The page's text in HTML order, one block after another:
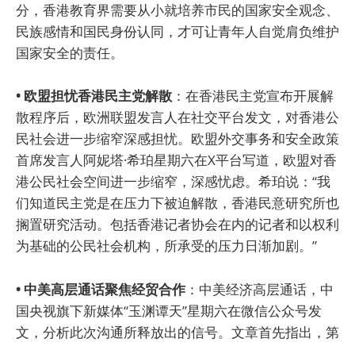
分，香港教育界需要从小就培养市民的国家安全观念、
民族感情和国民身份认同，才可让青年人自觉肩负维护
国家安全的责任。
• 欧盟担忧香港民主党解散 ：在香港民主党宣布开展解
散程序后，欧洲联盟发言人在社交平台发文，对香港公
民社会进一步缩窄深感担忧。欧盟外交事务和安全政策
首席发言人阿妮塔·希珀星期六在X平台写道，欧盟对香
港公民社会空间进一步缩窄，深感忧虑。希珀说：“我
们知道民主党是在压力下被迫解散，香港民意研究所也
搁置研究活动。包括香港记者协会在内的记者和以权利
为基础的公民社会机构，所承受的压力日渐加剧。”
• 中美高层通话聚焦经贸合作 ：中美经济高层通话，中
国央视旗下新媒体“玉渊谭天”星期六在微信公众号发
文，分析此次沟通所释放出的信号。文章首先指出，第